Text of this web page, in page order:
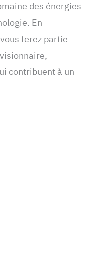
des énergies
En
ferez partie
contribuent à un